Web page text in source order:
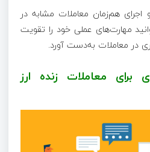
اجرای هم‌زمان معاملات مشابه در
مهارت‌های عملی خود را تقویت
در معاملات به‌دست آورد.
برای معاملات زنده ارز